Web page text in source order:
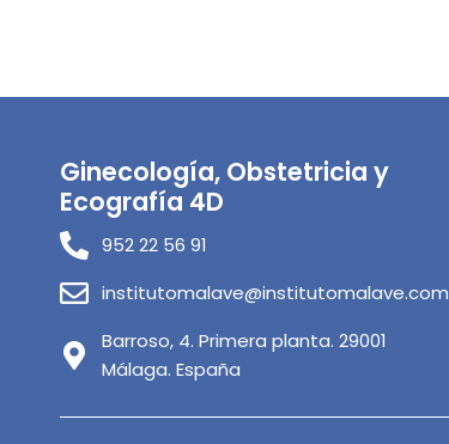
Ginecología, Obstetricia y
Ecografía 4D
952 22 56 91
institutomalave@institutomalave.com
Barroso, 4. Primera planta. 29001
Málaga. España